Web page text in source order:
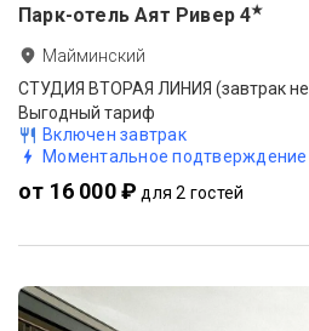
Парк-отель Аят Ривер 4★
Майминский
СТУДИЯ ВТОРАЯ ЛИНИЯ (завтрак
Выгодный тариф
Включен завтрак
Моментальное подтверждение
от 16 000 ₽ для 2 гостей